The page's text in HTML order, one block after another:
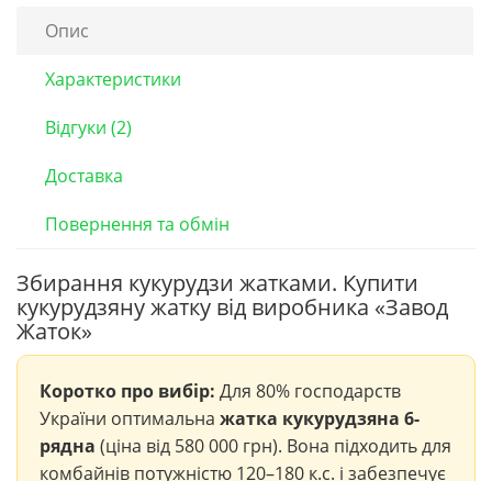
Опис
Характеристики
Відгуки (2)
Доставка
Повернення та обмін
Збирання кукурудзи жатками. Купити
кукурудзяну жатку від виробника «Завод
Жаток»
Коротко про вибір: Для 80% господарств
України оптимальна жатка кукурудзяна 6-
рядна (ціна від 580 000 грн). Вона підходить для
комбайнів потужністю 120–180 к.с. і забезпечує